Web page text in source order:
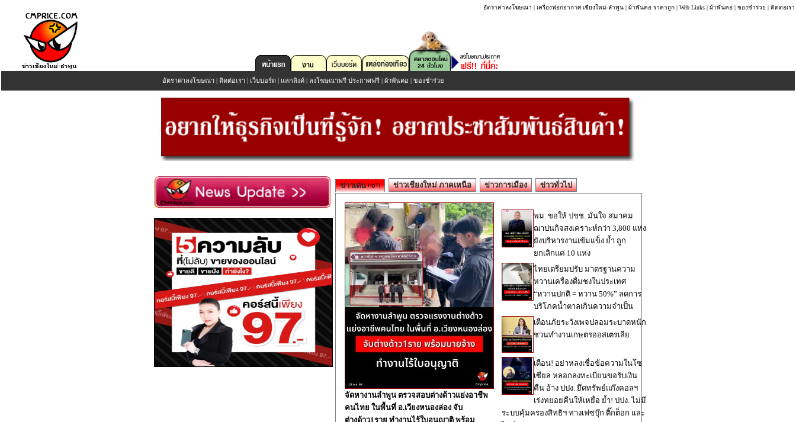
อัตราค่าลงโฆษณา | เครื่องฟอกอากาศ เชียงใหม่-ลำพูน | ผ้าพันคอ ราคาถูก | Web Links | ผ้าพันคอ | ของชำร่วย | ติดต่อเรา
อัตราค่าลงโฆษณา | ติดต่อเรา | เว็บบอร์ด | แลกลิงค์ | ลงโฆษณาฟรี ประกาศฟรี | ผ้าพันคอ | ของชำร่วย
ข่าวเด่น ข่าวเชียงใหม่ ภาคเหนือ ข่าวการเมือง ข่าวทั่วไป
จัดหางานลำพูน ตรวจสอบต่างด้าวแย่งอาชีพ
คนไทย ในพื้นที่ อ.เวียงหนองล่อง จับ
ต่างด้าว1ราย ทำงานไร้ใบอนุญาติ พร้อม
พม. ขอให้ ปชช. มั่นใจ สมาคม
ฌาปนกิจสงเคราะห์กว่า 3,800 แห่ง
ยังบริหารงานเข้มแข็ง ย้ำ ถูก
ยกเลิกแค่ 10 แห่ง
ไทยเตรียมปรับ มาตรฐานความ
หวานเครื่องดื่มชงในประเทศ
“หวานปกติ = หวาน 50%” ลดการ
บริโภคน้ำตาลเกินความจำเป็น
เตือนภัยระวังเพจปลอมระบาดหนัก
ชวนทำงานเกษตรออสเตรเลีย
เตือน! อย่าหลงเชื่อข้อความในโซ
เซียล หลอกลงทะเบียนขอรับเงิน
คืน อ้าง ปปง. ยึดทรัพย์แก๊งคอลฯ
เร่งทยอยคืนให้เหยื่อ ย้ำ! ปปง. ไม่มี
ระบบคุ้มครองสิทธิฯ ทางเฟซบุ๊ก ติ๊กต็อก และ